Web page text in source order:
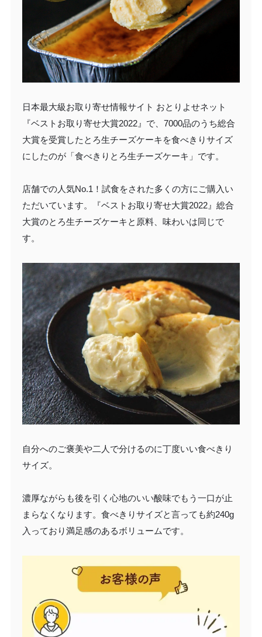
日本最大級お取り寄せ情報サイト おとりよせネット
『ベストお取り寄せ大賞2022』で、7000品のうち総合
大賞を受賞したとろ生チーズケーキを食べきりサイズ
にしたのが「食べきりとろ生チーズケーキ」です。
店舗での人気No.1！試食をされた多くの方にご購入い
ただいています。『ベストお取り寄せ大賞2022』総合
大賞のとろ生チーズケーキと原料、味わいは同じで
す。
自分へのご褒美や二人で分けるのに丁度いい食べきり
サイズ。
濃厚ながらも後を引く心地のいい酸味でもう一口が止
まらなくなります。食べきりサイズと言っても約240g
入っており満足感のあるボリュームです。